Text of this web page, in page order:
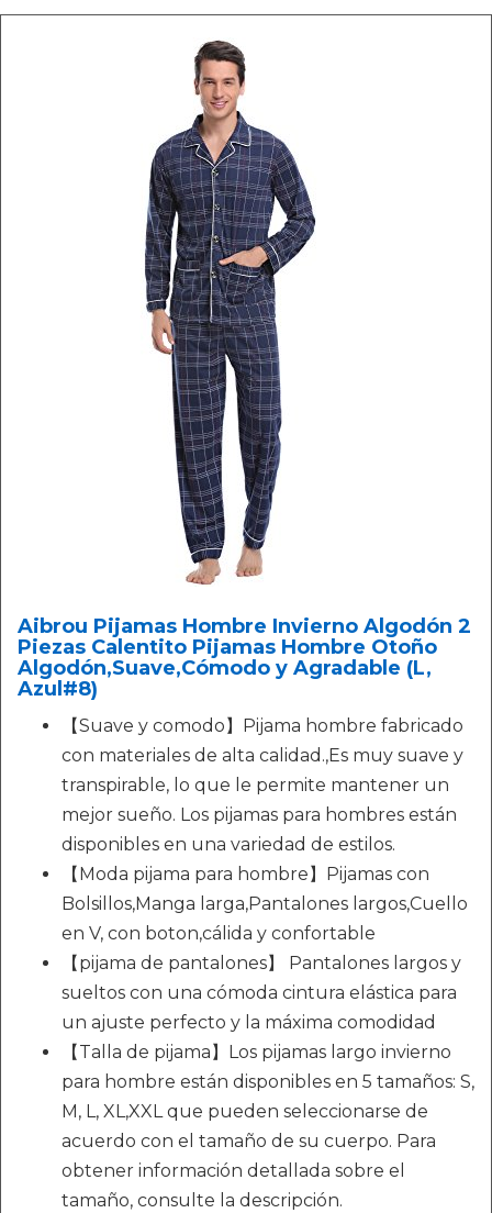
Aibrou Pijamas Hombre Invierno Algodón 2
Piezas Calentito Pijamas Hombre Otoño
Algodón,Suave,Cómodo y Agradable (L,
Azul#8)
【Suave y comodo】Pijama hombre fabricado
con materiales de alta calidad.,Es muy suave y
transpirable, lo que le permite mantener un
mejor sueño. Los pijamas para hombres están
disponibles en una variedad de estilos.
【Moda pijama para hombre】Pijamas con
Bolsillos,Manga larga,Pantalones largos,Cuello
en V, con boton,cálida y confortable
【pijama de pantalones】 Pantalones largos y
sueltos con una cómoda cintura elástica para
un ajuste perfecto y la máxima comodidad
【Talla de pijama】Los pijamas largo invierno
para hombre están disponibles en 5 tamaños: S,
M, L, XL,XXL que pueden seleccionarse de
acuerdo con el tamaño de su cuerpo. Para
obtener información detallada sobre el
tamaño, consulte la descripción.